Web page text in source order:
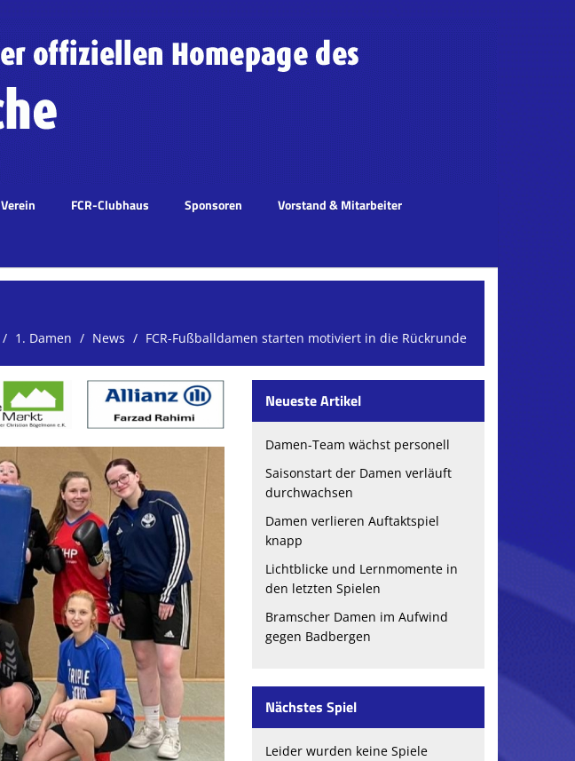
Verein FCR-Clubhaus Sponsoren Vorstand & Mitarbeiter
1. Damen News FCR-Fußballdamen starten motiviert in die Rückrunde
Neueste Artikel
Damen-Team wächst personell
Saisonstart der Damen verläuft
durchwachsen
Damen verlieren Auftaktspiel
knapp
Lichtblicke und Lernmomente in
den letzten Spielen
Bramscher Damen im Aufwind
gegen Badbergen
Nächstes Spiel
Leider wurden keine Spiele